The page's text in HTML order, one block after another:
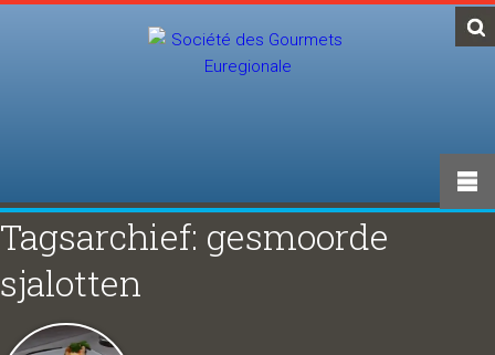
Tagsarchief: gesmoorde
sjalotten